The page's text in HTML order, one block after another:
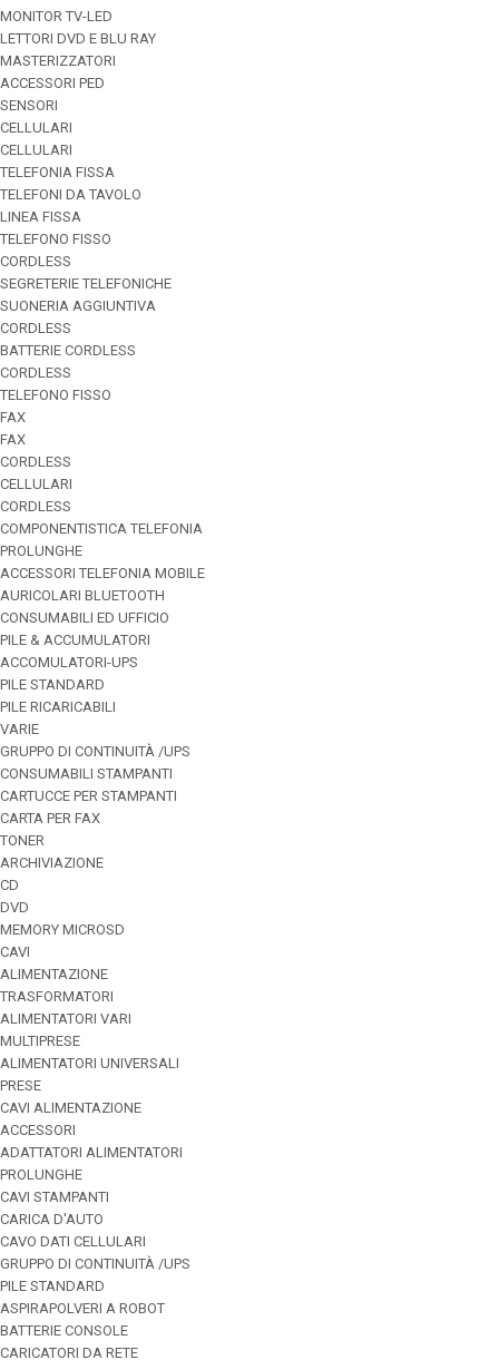
MONITOR TV-LED
LETTORI DVD E BLU RAY
MASTERIZZATORI
ACCESSORI PED
SENSORI
CELLULARI
CELLULARI
TELEFONIA FISSA
TELEFONI DA TAVOLO
LINEA FISSA
TELEFONO FISSO
CORDLESS
SEGRETERIE TELEFONICHE
SUONERIA AGGIUNTIVA
CORDLESS
BATTERIE CORDLESS
CORDLESS
TELEFONO FISSO
FAX
FAX
CORDLESS
CELLULARI
CORDLESS
COMPONENTISTICA TELEFONIA
PROLUNGHE
ACCESSORI TELEFONIA MOBILE
AURICOLARI BLUETOOTH
CONSUMABILI ED UFFICIO
PILE & ACCUMULATORI
ACCOMULATORI-UPS
PILE STANDARD
PILE RICARICABILI
VARIE
GRUPPO DI CONTINUITÀ /UPS
CONSUMABILI STAMPANTI
CARTUCCE PER STAMPANTI
CARTA PER FAX
TONER
ARCHIVIAZIONE
CD
DVD
MEMORY MICROSD
CAVI
ALIMENTAZIONE
TRASFORMATORI
ALIMENTATORI VARI
MULTIPRESE
ALIMENTATORI UNIVERSALI
PRESE
CAVI ALIMENTAZIONE
ACCESSORI
ADATTATORI ALIMENTATORI
PROLUNGHE
CAVI STAMPANTI
CARICA D'AUTO
CAVO DATI CELLULARI
GRUPPO DI CONTINUITÀ /UPS
PILE STANDARD
ASPIRAPOLVERI A ROBOT
BATTERIE CONSOLE
CARICATORI DA RETE